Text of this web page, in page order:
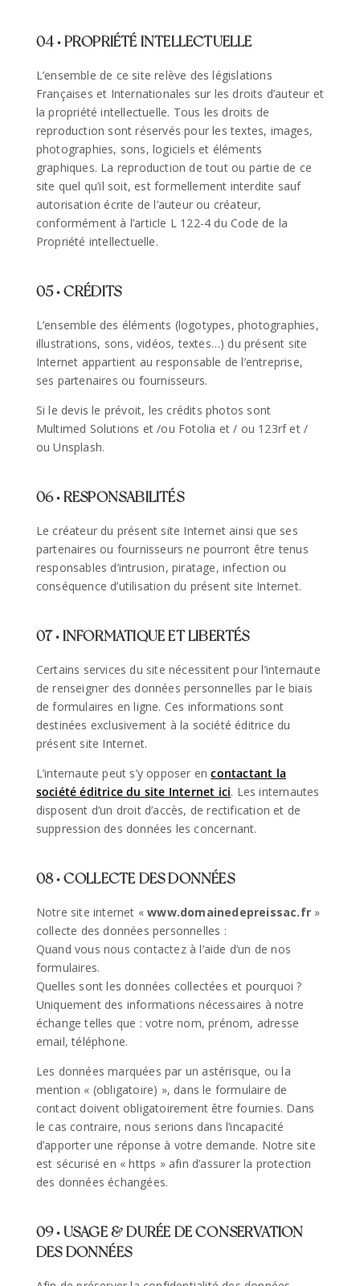
04 • PROPRIÉTÉ INTELLECTUELLE
L’ensemble de ce site relève des législations
Françaises et Internationales sur les droits d’auteur et
la propriété intellectuelle. Tous les droits de
reproduction sont réservés pour les textes, images,
photographies, sons, logiciels et éléments
graphiques. La reproduction de tout ou partie de ce
site quel qu’il soit, est formellement interdite sauf
autorisation écrite de l’auteur ou créateur,
conformément à l’article L 122-4 du Code de la
Propriété intellectuelle.
05 • CRÉDITS
L’ensemble des éléments (logotypes, photographies,
illustrations, sons, vidéos, textes…) du présent site
Internet appartient au responsable de l’entreprise,
ses partenaires ou fournisseurs.
Si le devis le prévoit, les crédits photos sont
Multimed Solutions et /ou Fotolia et / ou 123rf et /
ou Unsplash.
06 • RESPONSABILITÉS
Le créateur du présent site Internet ainsi que ses
partenaires ou fournisseurs ne pourront être tenus
responsables d’intrusion, piratage, infection ou
conséquence d’utilisation du présent site Internet.
07 • INFORMATIQUE ET LIBERTÉS
Certains services du site nécessitent pour l’internaute
de renseigner des données personnelles par le biais
de formulaires en ligne. Ces informations sont
destinées exclusivement à la société éditrice du
présent site Internet.
L’internaute peut s’y opposer encontactant la
société éditrice du site Internet ici. Les internautes
disposent d’un droit d’accès, de rectification et de
suppression des données les concernant.
08 • COLLECTE DES DONNÉES
Notre site internet «www.domainedepreissac.fr »
collecte des données personnelles :
Quand vous nous contactez à l’aide d’un de nos
formulaires.
Quelles sont les données collectées et pourquoi ?
Uniquement des informations nécessaires à notre
échange telles que : votre nom, prénom, adresse
email, téléphone.
Les données marquées par un astérisque, ou la
mention « (obligatoire) », dans le formulaire de
contact doivent obligatoirement être fournies. Dans
le cas contraire, nous serions dans l’incapacité
d’apporter une réponse à votre demande. Notre site
est sécurisé en « https » afin d’assurer la protection
des données échangées.
09 • USAGE & DURÉE DE CONSERVATION
DES DONNÉES